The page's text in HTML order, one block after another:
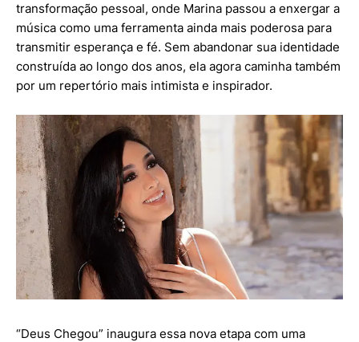
transformação pessoal, onde Marina passou a enxergar a
música como uma ferramenta ainda mais poderosa para
transmitir esperança e fé. Sem abandonar sua identidade
construída ao longo dos anos, ela agora caminha também
por um repertório mais intimista e inspirador.
“Deus Chegou” inaugura essa nova etapa com uma